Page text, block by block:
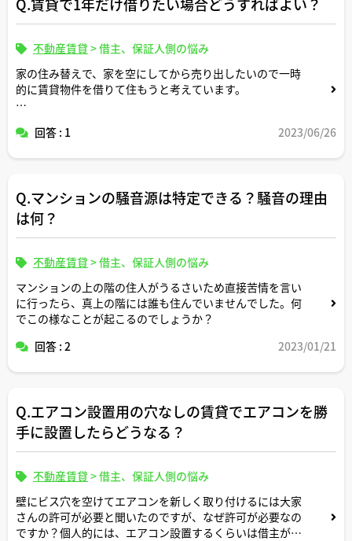
不動産賃貸 >借主、保証人側の悩み
家の住み替えで、家を空にしてから売り出したいので一時
的に賃貸物件を借りて住もうと考えています。
なのですが、賃貸で１年契約というのは希望すれば可能な
可能か教えてください。
回答 : 1 2023/06/26
Q.マンションの騒音源は特定できる？騒音の理由
は何？
不動産賃貸 >借主、保証人側の悩み
マンションの上の階の住人がうるさいため直接苦情を言い
に行ったら、真上の階には誰も住んでいませんでした。何
でこの様なことが起こるのでしょうか？
回答 : 2
2023/01/21
Q.エアコン設置用の穴なしの賃貸でエアコンを勝
手に設置したらどうなる？
不動産賃貸 >借主、保証人側の悩み
壁にビス穴を空けてエアコンを新しく取り付けるには大家
さんの許可が必要と聞いたのですが、なぜ許可が必要なの
ですか？個人的には、エアコン設置するくらいは借主が快